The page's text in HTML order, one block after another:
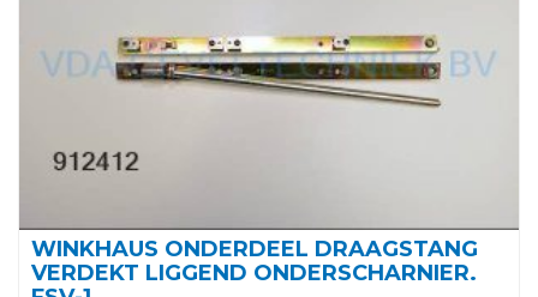
WINKHAUS ONDERDEEL DRAAGSTANG
VERDEKT LIGGEND ONDERSCHARNIER.